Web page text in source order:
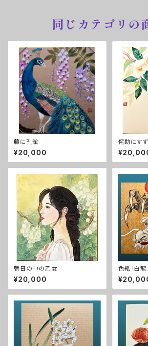
同じカテゴリの
藤に孔雀
¥20,000
侘助にす
朝日の中の乙女
¥20,000
色紙「白龍」